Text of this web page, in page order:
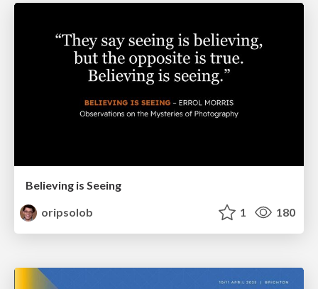
Believing is Seeing
oripsolob
1 180